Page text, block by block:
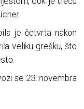
je četvrta nakon
veliku grešku, što
se 23. novembra